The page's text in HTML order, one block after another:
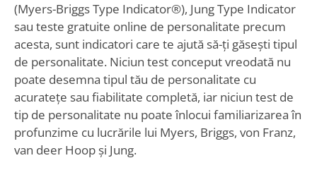
(Myers-Briggs Type Indicator®), Jung Type Indicator
sau teste gratuite online de personalitate precum
acesta, sunt indicatori care te ajută să-ți găsești tipul
de personalitate. Niciun test conceput vreodată nu
poate desemna tipul tău de personalitate cu
acuratețe sau fiabilitate completă, iar niciun test de
tip de personalitate nu poate înlocui familiarizarea în
profunzime cu lucrările lui Myers, Briggs, von Franz,
van deer Hoop și Jung.